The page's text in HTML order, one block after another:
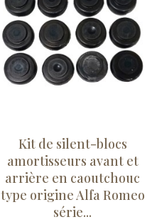
Kit de silent-blocs
amortisseurs avant et
arrière en caoutchouc
type origine Alfa Romeo
série...